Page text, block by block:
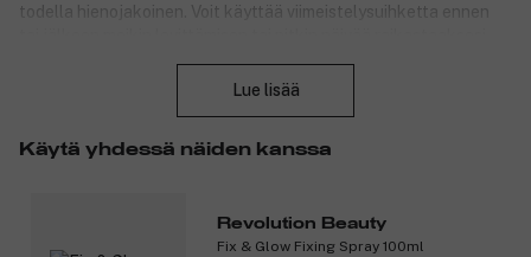
todella hienojakoinen. Voit käyttää viimeistelysuihketta ennen
Lue lisää
Käytä yhdessä näiden kanssa
Revolution Beauty
Fix & Glow Fixing Spray 100ml